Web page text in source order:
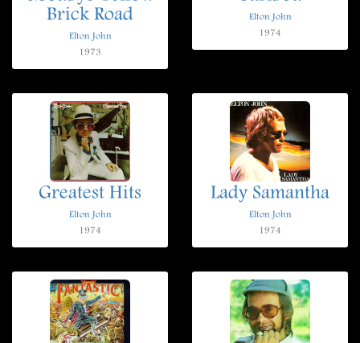
Brick Road
Elton John
1973
Elton John
1974
Greatest Hits
Elton John
1974
Lady Samantha
Elton John
1974